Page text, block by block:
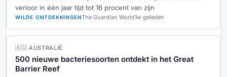
verloor in één jaar tijd tot 16 procent van zijn
WILDE ONTDEKKINGENThe Guardian World1w geleden
🇦🇺 AUSTRALIË
500 nieuwe bacteriesoorten ontdekt in het Great
Barrier Reef